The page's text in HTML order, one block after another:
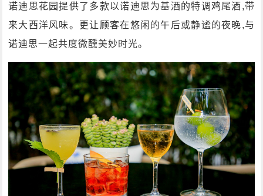
诺迪思花园提供了多款以诺迪思为基酒的特调鸡尾酒,带
来大西洋风味。更让顾客在悠闲的午后或静谧的夜晚,与
诺迪思一起共度微醺美妙时光。